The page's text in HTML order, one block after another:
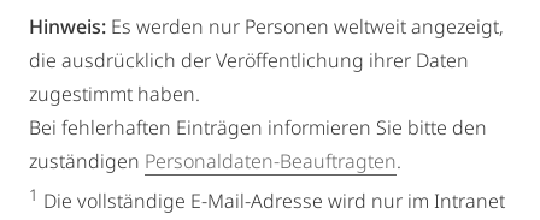
Hinweis: Es werden nur Personen weltweit angezeigt,
die ausdrücklich der Veröffentlichung ihrer Daten
zugestimmt haben.
Bei fehlerhaften Einträgen informieren Sie bitte den
zuständigen Personaldaten-Beauftragten.
1 Die vollständige E-Mail-Adresse wird nur im Intranet